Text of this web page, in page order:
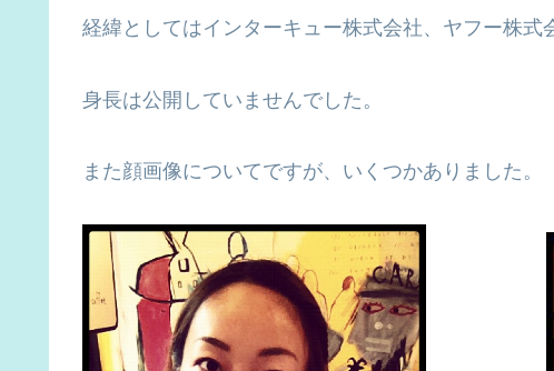
経緯としてはインターキュー株式会社、ヤフー株式
身長は公開していませんでした。
また顔画像についてですが、いくつかありました。